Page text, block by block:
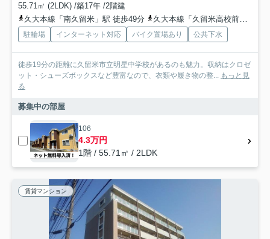
55.71㎡ (2LDK) /築17年 /2階建
久大本線「南久留米」駅 徒歩49分
久大本線「久留米高校前」駅 徒歩55分
駐輪場 インターネット対応 バイク置場あり 公共下水
徒歩19分の距離に久留米市立明星中学校があるのも魅力。収納はクロゼ
ット・シューズボックスなど豊富なので、衣類や履き物の整... もっと見
る
募集中の部屋
106
4.3万円
1階 / 55.71㎡ / 2LDK
賃貸マンション